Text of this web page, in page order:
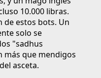
10.000 libras.
de estos bots. Un
solo se
"sadhus
más que mendigos
asceta.